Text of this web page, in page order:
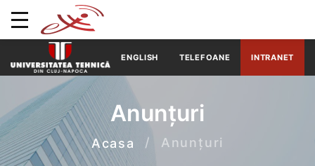
ENGLISH TELEFOANE INTRANET
Anunțuri
Acasa Anunțuri